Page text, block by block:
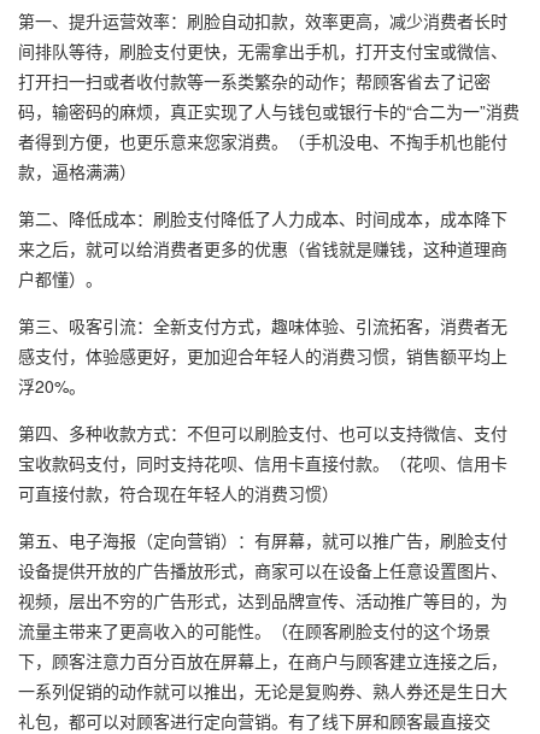
第一、提升运营效率：刷脸自动扣款，效率更高，减少消费者长时
间排队等待，刷脸支付更快，无需拿出手机，打开支付宝或微信、
打开扫一扫或者收付款等一系类繁杂的动作；帮顾客省去了记密
码，输密码的麻烦，真正实现了人与钱包或银行卡的“合二为一”消费
者得到方便，也更乐意来您家消费。（手机没电、不掏手机也能付
款，逼格满满）
第二、降低成本：刷脸支付降低了人力成本、时间成本，成本降下
来之后，就可以给消费者更多的优惠（省钱就是赚钱，这种道理商
户都懂）。
第三、吸客引流：全新支付方式，趣味体验、引流拓客，消费者无
感支付，体验感更好，更加迎合年轻人的消费习惯，销售额平均上
浮20%。
第四、多种收款方式：不但可以刷脸支付、也可以支持微信、支付
宝收款码支付，同时支持花呗、信用卡直接付款。（花呗、信用卡
可直接付款，符合现在年轻人的消费习惯）
第五、电子海报（定向营销）：有屏幕，就可以推广告，刷脸支付
设备提供开放的广告播放形式，商家可以在设备上任意设置图片、
视频，层出不穷的广告形式，达到品牌宣传、活动推广等目的，为
流量主带来了更高收入的可能性。（在顾客刷脸支付的这个场景
下，顾客注意力百分百放在屏幕上，在商户与顾客建立连接之后，
一系列促销的动作就可以推出，无论是复购券、熟人券还是生日大
礼包，都可以对顾客进行定向营销。有了线下屏和顾客最直接交